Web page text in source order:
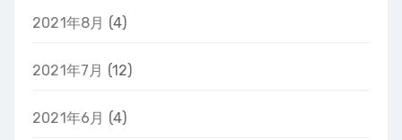
2021年8月 (4)
2021年7月 (12)
2021年6月 (4)